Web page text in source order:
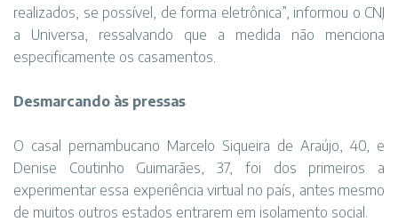
realizados, se possível, de forma eletrônica”, informou o CNJ
a Universa, ressalvando que a medida não menciona
especificamente os casamentos.
Desmarcando às pressas
O casal pernambucano Marcelo Siqueira de Araújo, 40, e
Denise Coutinho Guimarães, 37, foi dos primeiros a
experimentar essa experiência virtual no país, antes mesmo
de muitos outros estados entrarem em isolamento social.